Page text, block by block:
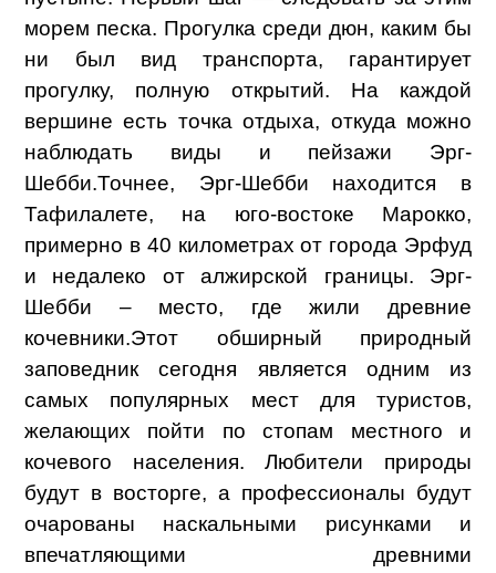
морем песка. Прогулка среди дюн, каким бы
ни был вид транспорта, гарантирует
прогулку, полную открытий. На каждой
вершине есть точка отдыха, откуда можно
наблюдать виды и пейзажи Эрг-
Шебби.Точнее, Эрг-Шебби находится в
Тафилалете, на юго-востоке Марокко,
примерно в 40 километрах от города Эрфуд
и недалеко от алжирской границы. Эрг-
Шебби – место, где жили древние
кочевники.Этот обширный природный
заповедник сегодня является одним из
самых популярных мест для туристов,
желающих пойти по стопам местного и
кочевого населения. Любители природы
будут в восторге, а профессионалы будут
очарованы наскальными рисунками и
впечатляющими древними